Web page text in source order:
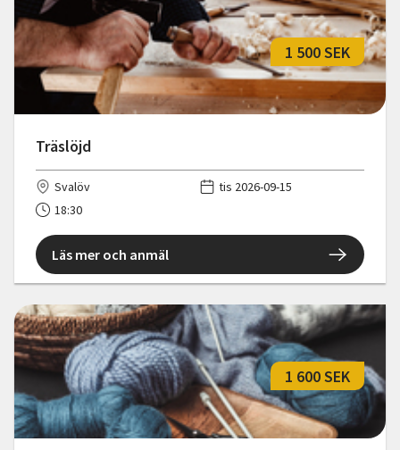
Träslöjd
1 500 SEK
Svalöv
tis 2026-09-15
18:30
Läs mer och anmäl
1 600 SEK